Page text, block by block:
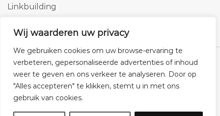
Wij waarderen uw privacy
We gebruiken cookies om uw browse-ervaring te
verbeteren, gepersonaliseerde advertenties of inhoud
weer te geven en ons verkeer te analyseren. Door op
"Alles accepteren" te klikken, stemt u in met ons
gebruik van cookies.
Linkbuilding
Klantenservice Cookies Privacybeleid Disclaimer
© 2026 -